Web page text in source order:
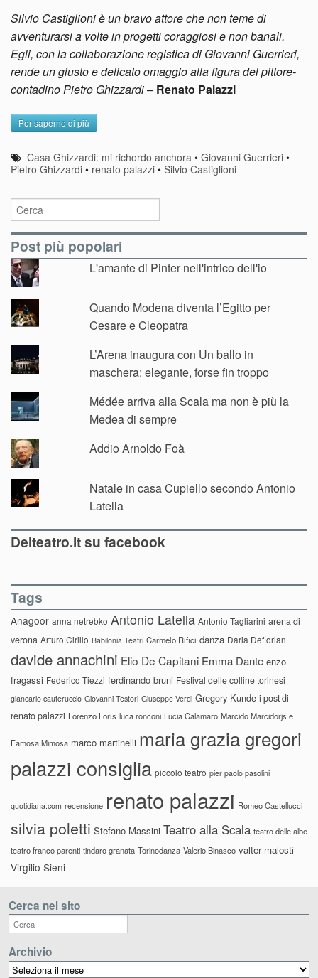
Silvio Castiglioni è un bravo attore che non teme di
avventurarsi a volte in progetti coraggiosi e non banali.
Egli, con la collaborazione registica di Giovanni Guerrieri,
rende un giusto e delicato omaggio alla figura del pittore-
contadino Pietro Ghizzardi– Renato Palazzi
Per saperne di più
Casa Ghizzardi: mi richordo anchora •Giovanni Guerrieri •
Pietro Ghizzardi • renato palazzi • Silvio Castiglioni
Post più popolari
L'amante di Pinter nell'intrico dell'io
Quando Modena diventa l’Egitto per
Cesare e Cleopatra
L’Arena inaugura con Un ballo in
maschera: elegante, forse fin troppo
Médée arriva alla Scala ma non è più la
Medea di sempre
Addio Arnoldo Foà
Natale in casa Cupiello secondo Antonio
Latella
Delteatro.it su facebook
Tags
Anagoor anna netrebko Antonio Latella Antonio Tagliarini arena di
verona Arturo Cirillo Babilonia Teatri Carmelo Rifici danza Daria Deflorian
davide annachini Elio De Capitani Emma Dante enzo
fragassi Federico Tiezzi ferdinando bruni Festival delle colline torinesi
giancarlo cauteruccio Giovanni Testori Giuseppe Verdi Gregory Kunde i post di
renato palazzi Lorenzo Loris luca ronconi Lucia Calamaro Marcido Marcidorjs e
Famosa Mimosa marco martinelli maria grazia gregori
palazzi consiglia piccolo teatro pier paolo pasolini
quotidiana.com recensione renato palazzi Romeo Castellucci
silvia poletti Stefano Massini Teatro alla Scala teatro delle albe
teatro franco parenti tindaro granata Torinodanza Valerio Binasco valter malosti
Virgilio Sieni
Cerca nel sito
Archivio
Archivio